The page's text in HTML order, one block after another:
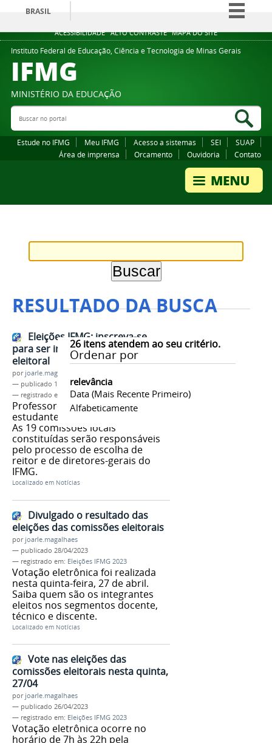
ACESSIBILIDADE ALTO CONTRASTE MAPA DO SITE
BRASIL
Simplifique!
Comunica BR
Legislação
Instituto Federal de Educação, Ciência e Tecnologia de Minas Gerais
IFMG
MINISTÉRIO DA EDUCAÇÃO
Buscar no portal
Estude no IFMG Meu IFMG Acesso a sistemas SEI
SUAP
Área de imprensa
Orcamento Ouvidoria Contato
RESULTADO DA BUSCA
26itens atendem ao seu critério.
Ordenar por
relevância
Data (mais Recente Primeiro)
Alfabeticamente
Eleições IFMG: inscreva-se
para ser integrante da comissão
eleitoral
por joarle.magalhaes
— publicado 12/04/2023
— registrado em:
Eleições IFMG 2023
Professores, técnicos e
estudantes podem se candidatar.
As 19 comissões locais
constituídas serão responsáveis
pelo processo de escolha de
reitor e de diretores-gerais do
IFMG.
Localizado em Notícias
Divulgado o resultado das
eleições das comissões eleitorais
por joarle.magalhaes
— publicado 28/04/2023
— registrado em: Eleições IFMG 2023
Votação eletrônica foi realizada
nesta quinta-feira, 27 de abril.
Saiba quem são os integrantes
eleitos nos segmentos docente,
técnico e discente.
Localizado em Notícias
Vote nas eleições das
comissões eleitorais nesta quinta,
27/04
por joarle.magalhaes
— publicado 26/04/2023
— registrado em: Eleições IFMG 2023
Votação eletrônica ocorre no
horário de 7h às 22h pela